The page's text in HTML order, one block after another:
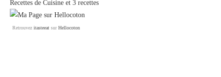
Recettes de Cuisine et 3 recettes
Retrouvez itasteeat surHellocoton